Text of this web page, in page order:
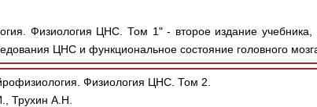
Физиология ЦНС. Том 1" - второе издание
ЦНС и функциональное состояние головного
Физиология ЦНС. Том 2.
Трухин А.Н.